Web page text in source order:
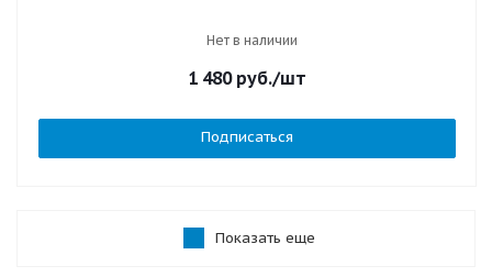
Нет в наличии
1 480руб./шт
Подписаться
Показать еще